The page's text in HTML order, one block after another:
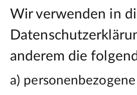
Wir verwenden in
anderem die
a)